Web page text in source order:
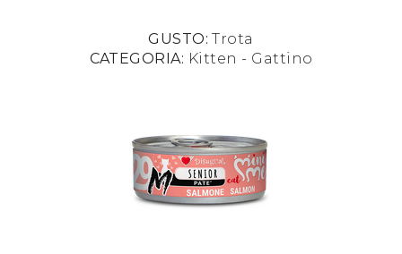
GUSTO:Trota
CATEGORIA: Kitten - Gattino